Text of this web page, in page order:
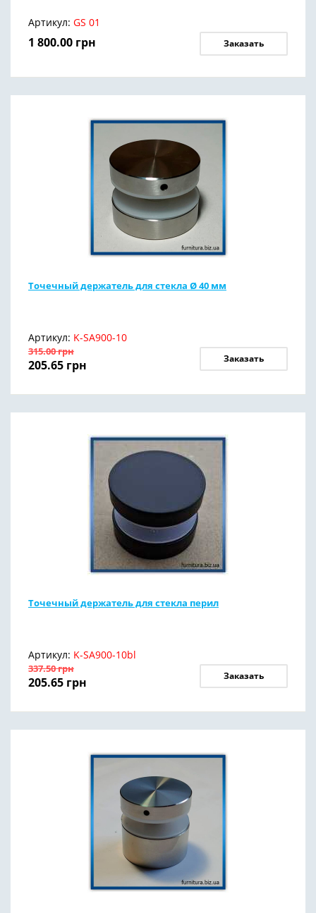
Артикул: GS 01
1 800.00 грн Заказать
Точечный держатель для стекла Ø 40 мм
Артикул: K-SA900-10
315.00грн
205.65 грн Заказать
Точечный держатель для стекла перил
Артикул: K-SA900-10bl
337.50грн
205.65 грн Заказать